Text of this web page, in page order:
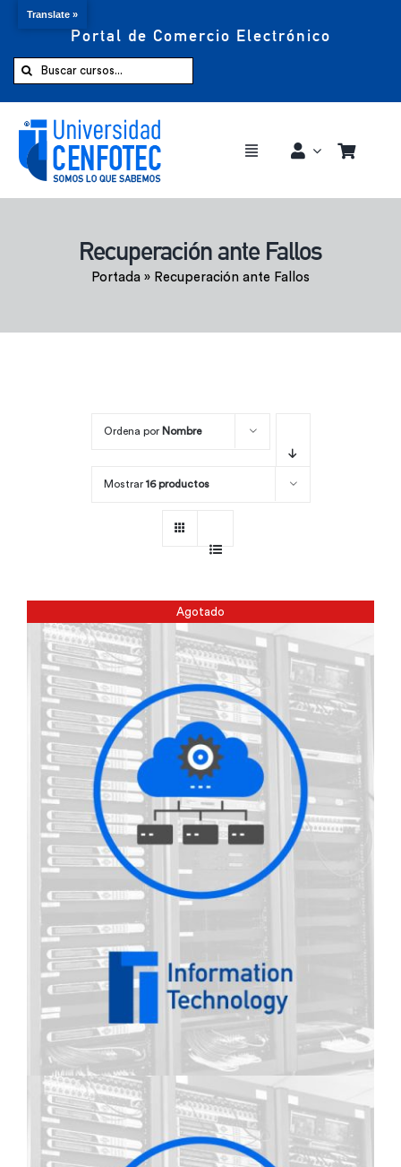
Portal de Comercio Electrónico
Buscar:
Toggle
Comprar ahora
Recuperación ante Fallos
Portada » Recuperación ante Fallos
Ordena por Nombre
Mostrar 16 productos
Agotado
Translate »